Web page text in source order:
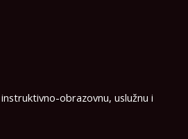
obrazovnu, uslužnu i